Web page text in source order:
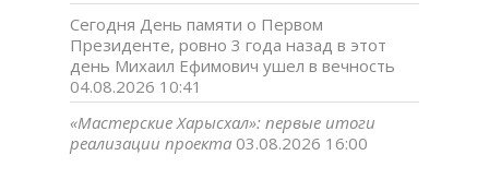
Сегодня День памяти о Первом
Президенте, ровно 3 года назад в этот
день Михаил Ефимович ушел в вечность
04.08.2026 10:41
«Мастерские Харысхал»: первые итоги
реализации проекта 03.08.2026 16:00